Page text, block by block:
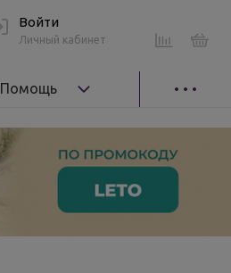
Войти
Личный кабинет
Помощь